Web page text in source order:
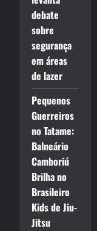
debate
sobre
segurança
em áreas
de lazer
Pequenos
Guerreiros
no Tatame:
Balneário
Camboriú
Brilha no
Brasileiro
Kids de Jiu-
Jitsu